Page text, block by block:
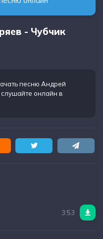
- Чубчик
песню Андрей
онлайн в
3:53